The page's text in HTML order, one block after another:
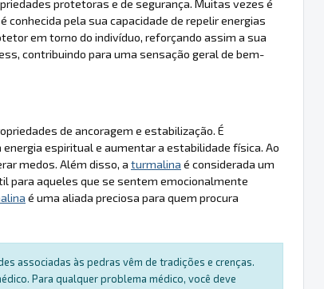
protetoras e de segurança. Muitas vezes é
é conhecida pela sua capacidade de repelir energias
em torno do indivíduo, reforçando assim a sua
contribuindo para uma sensação geral de bem-
de ancoragem e estabilização. É
espiritual e aumentar a estabilidade física. Ao
medos. Além disso, a turmalina é considerada um
para aqueles que se sentem emocionalmente
é uma aliada preciosa para quem procura
associadas às pedras vêm de tradições e crenças.
Para qualquer problema médico, você deve